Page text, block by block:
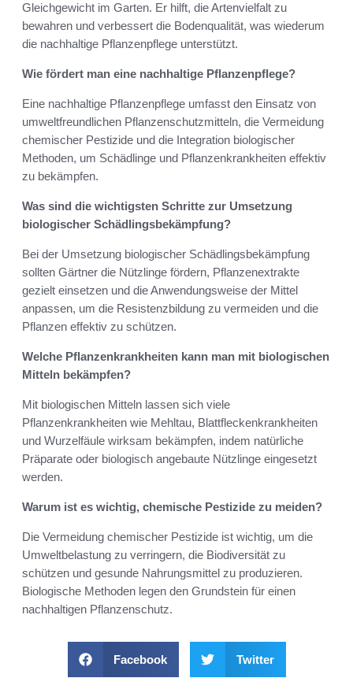
Gleichgewicht im Garten. Er hilft, die Artenvielfalt zu
bewahren und verbessert die Bodenqualität, was wiederum
die nachhaltige Pflanzenpflege unterstützt.
Wie fördert man eine nachhaltige Pflanzenpflege?
Eine nachhaltige Pflanzenpflege umfasst den Einsatz von
umweltfreundlichen Pflanzenschutzmitteln, die Vermeidung
chemischer Pestizide und die Integration biologischer
Methoden, um Schädlinge und Pflanzenkrankheiten effektiv
zu bekämpfen.
Was sind die wichtigsten Schritte zur Umsetzung
biologischer Schädlingsbekämpfung?
Bei der Umsetzung biologischer Schädlingsbekämpfung
sollten Gärtner die Nützlinge fördern, Pflanzenextrakte
gezielt einsetzen und die Anwendungsweise der Mittel
anpassen, um die Resistenzbildung zu vermeiden und die
Pflanzen effektiv zu schützen.
Welche Pflanzenkrankheiten kann man mit biologischen
Mitteln bekämpfen?
Mit biologischen Mitteln lassen sich viele
Pflanzenkrankheiten wie Mehltau, Blattfleckenkrankheiten
und Wurzelfäule wirksam bekämpfen, indem natürliche
Präparate oder biologisch angebaute Nützlinge eingesetzt
werden.
Warum ist es wichtig, chemische Pestizide zu meiden?
Die Vermeidung chemischer Pestizide ist wichtig, um die
Umweltbelastung zu verringern, die Biodiversität zu
schützen und gesunde Nahrungsmittel zu produzieren.
Biologische Methoden legen den Grundstein für einen
nachhaltigen Pflanzenschutz.
Facebook Twitter